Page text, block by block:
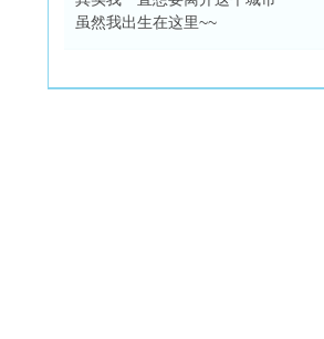
虽然我出生在这里~~